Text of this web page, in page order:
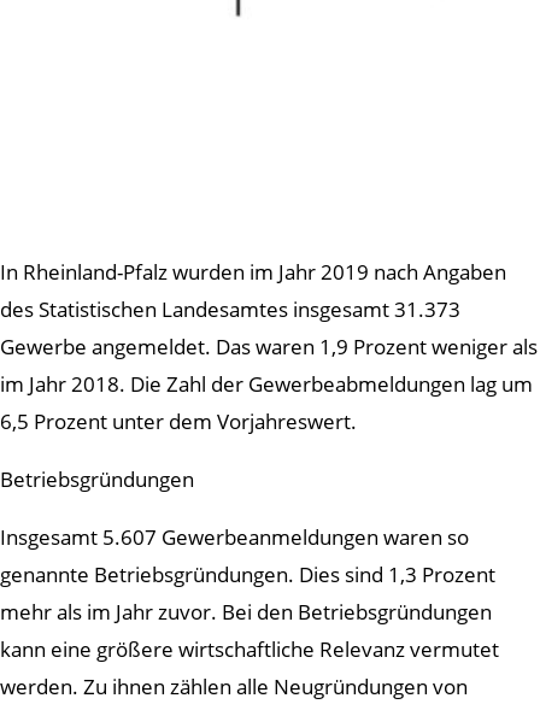
In Rheinland-Pfalz wurden im Jahr 2019 nach Angaben
des Statistischen Landesamtes insgesamt 31.373
Gewerbe angemeldet. Das waren 1,9 Prozent weniger als
im Jahr 2018. Die Zahl der Gewerbeabmeldungen lag um
6,5 Prozent unter dem Vorjahreswert.
Betriebsgründungen
Insgesamt 5.607 Gewerbeanmeldungen waren so
genannte Betriebsgründungen. Dies sind 1,3 Prozent
mehr als im Jahr zuvor. Bei den Betriebsgründungen
kann eine größere wirtschaftliche Relevanz vermutet
werden. Zu ihnen zählen alle Neugründungen von